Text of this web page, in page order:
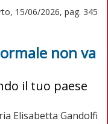
15/06/2026, pag. 345
non va
il tuo paese
Elisabetta Gandolfi